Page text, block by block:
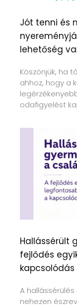
Jót tenni és
lehetőség
Köszönjük, ha
ahhoz, hogy a
odafigyelést
Hallássérült
fejlődés
kapcsolódás
A
nehezen